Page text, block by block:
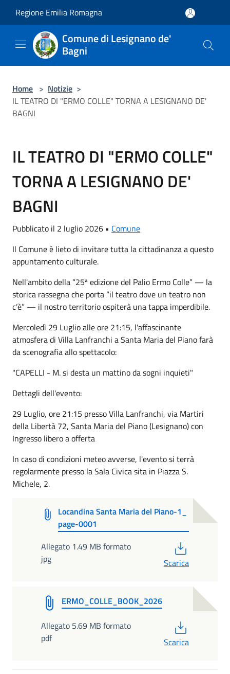
Regione Emilia Romagna
Comune di Lesignano de'
Bagni
Home > Notizie >
IL TEATRO DI "ERMO COLLE" TORNA A LESIGNANO DE'
BAGNI
IL TEATRO DI "ERMO COLLE"
TORNA A LESIGNANO DE'
BAGNI
Pubblicato il 2 luglio 2026 • Comune
Il Comune è lieto di invitare tutta la cittadinanza a questo
appuntamento culturale.
Nell'ambito della “25ª edizione del Palio Ermo Colle” — la
storica rassegna che porta “il teatro dove un teatro non
c’è” — il nostro territorio ospiterà una tappa imperdibile.
Mercoledì 29 Luglio alle ore 21:15, l'affascinante
atmosfera di Villa Lanfranchi a Santa Maria del Piano farà
da scenografia allo spettacolo:
"CAPELLI - M. si desta un mattino da sogni inquieti"
Dettagli dell'evento:
29 Luglio, ore 21:15 presso Villa Lanfranchi, via Martiri
della Libertà 72, Santa Maria del Piano (Lesignano) con
Ingresso libero a offerta
In caso di condizioni meteo avverse, l'evento si terrà
regolarmente presso la Sala Civica sita in Piazza S.
Michele, 2.
Locandina Santa Maria del Piano-1_
page-0001
Allegato 1.49 MB formato
jpg
Scarica
ERMO_COLLE_BOOK_2026
Allegato 5.69 MB formato
pdf
Scarica